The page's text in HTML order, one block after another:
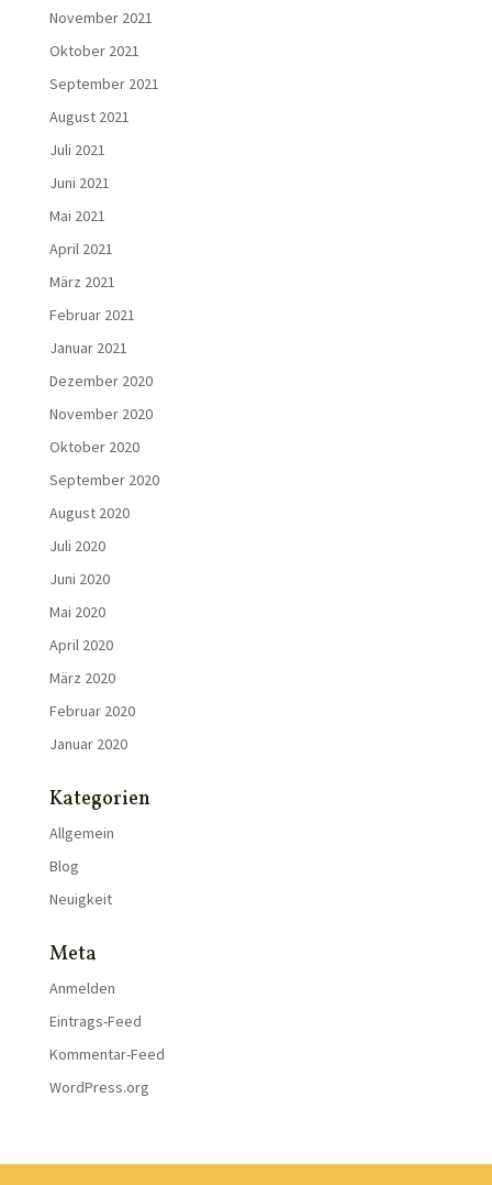
November 2021
Oktober 2021
September 2021
August 2021
Juli 2021
Juni 2021
Mai 2021
April 2021
März 2021
Februar 2021
Januar 2021
Dezember 2020
November 2020
Oktober 2020
September 2020
August 2020
Juli 2020
Juni 2020
Mai 2020
April 2020
März 2020
Februar 2020
Januar 2020
Kategorien
Allgemein
Blog
Neuigkeit
Meta
Anmelden
Eintrags-Feed
Kommentar-Feed
WordPress.org